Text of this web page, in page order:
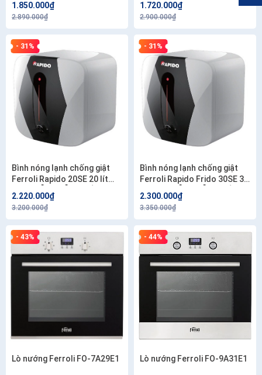
200.000 .
1.850.000₫
2.890.000₫
1.720.000₫
2.900.000₫
- 31%
Bình nóng lạnh chống giật
Ferroli Rapido 20SE 20 lít
2.220.000₫
3.200.000₫
- 31%
Bình nóng lạnh chống giật
Ferroli Rapido Frido 30SE 30
2.300.000₫
3.350.000₫
- 43%
Lò nướng Ferroli FO-7A29E1
- 44%
Lò nướng Ferroli FO-9A31E1